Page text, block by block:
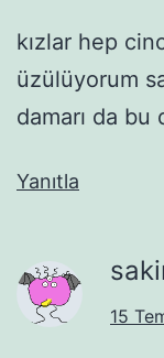
kızlar hep
üzülüyorum
damarı da
Yanıtla
15